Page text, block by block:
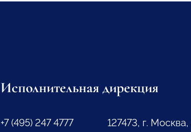
Исполнительная дирекция
+7 (495) 247 4777
127473, г.